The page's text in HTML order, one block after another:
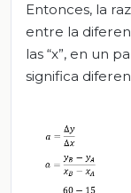
Entonces, la
entre la
las “x”, en un
significa